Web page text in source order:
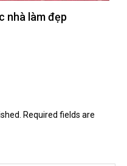
nhà làm đẹp
Required fields are